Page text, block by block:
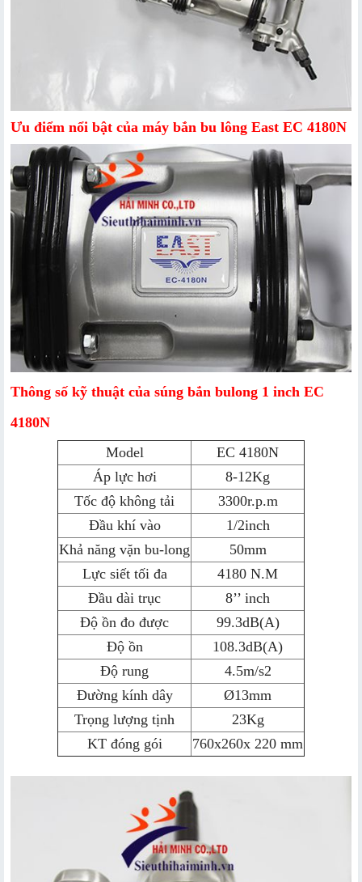
Ưu điểm nổi bật của máy bắn bu lông East EC 4180N
Thông số kỹ thuật của súng bắn bulong 1 inch EC
4180N
Model
EC 4180N
Áp lực hơi
8-12Kg
Tốc độ không tải
3300r.p.m
Đầu khí vào
1/2inch
Khả năng vặn bu-long
50mm
Lực siết tối đa
4180 N.M
Đầu dài trục
8’’ inch
Độ ồn đo được
99.3dB(A)
Độ ồn
108.3dB(A)
Độ rung
4.5m/s2
Đường kính dây
Ø13mm
Trọng lượng tịnh
23Kg
KT đóng gói
760x260x 220 mm